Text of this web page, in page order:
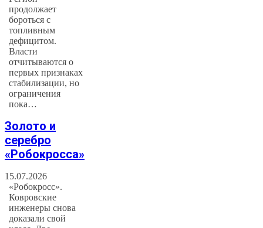
продолжает
бороться с
топливным
дефицитом.
Власти
отчитываются о
первых признаках
стабилизации, но
ограничения
пока…
Золото и
серебро
«Робокросса»
15.07.2026
«Робокросс».
Ковровские
инженеры снова
доказали свой